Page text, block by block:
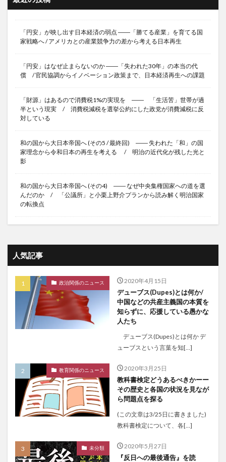
「円安」が映し出す日本経済の弱点 ――「勝てる産業」を育てる国
家戦略へ / アメリカとの産業競争力の差から考える日本再生
「円安」はなぜ止まらないのか ――「失われた30年」の本当の代
償 / 官民協調からイノベーション政策まで、日本経済再生への課題
「財源」はあるので消費税1%の実現を ―― 「生活苦」世帯が過
半という現実 / 消費税減税を選挙公約にした政党が消費減税に反
対している
和の国から大日本帝国へ (その5 / 最終回) ―― 失われた「和」の国
家理念から令和日本の再生を考える / 明治の近代化が残した光と
影
和の国から大日本帝国へ (その4) ―― なぜ中央集権国家への道を選
んだのか / 「公議所」と小栗上野介プランから読み解く明治国家
の転換点
人気記事
政治関係のニュース 2020年4月15日
デューブス(Dupes)とは何か/
中国などの共産主義国の本質を
知らずに、応援している愚かな
人たち
デューブス(Dupes)とは何か デ
ューブスという言葉を知[…]
教育関係のニュース 2020年3月25日
教科書検定どうあるべきかーー
その歴史と各国の状況を見なが
ら問題点を探る
(この文章は3/25日に書きました)
教科書検定について、各[…]
未分類 2020年5月27日
『反日への最後通告』を読